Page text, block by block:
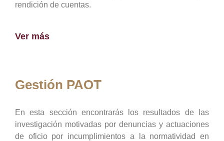
rendición de cuentas.
Ver más
Gestión PAOT
En esta sección encontrarás los resultados de las
investigación motivadas por denuncias y actuaciones
de oficio por incumplimientos a la normatividad en